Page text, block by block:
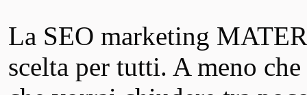
La SEO marketing
scelta per tutti. A meno